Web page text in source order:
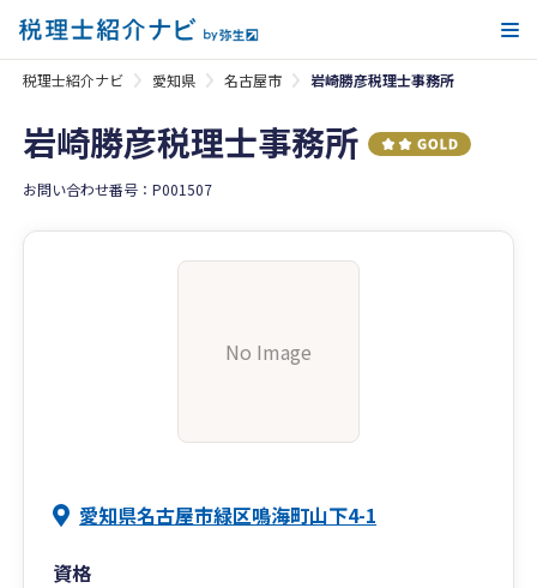
税理士紹介ナビ 愛知県 名古屋市 岩崎勝彦税理士事務所
岩崎勝彦税理士事務所
お問い合わせ番号：P001507
No Image
愛知県名古屋市緑区鳴海町山下4-1
資格